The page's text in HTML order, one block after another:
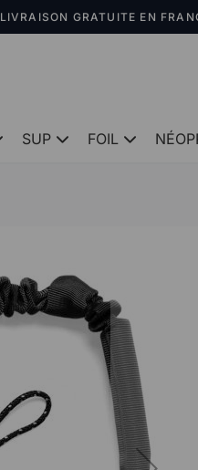
LIVRAISON GRATUITE EN
SUP FOIL